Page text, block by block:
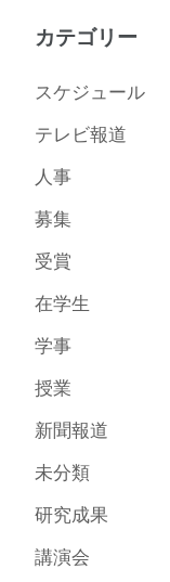
カテゴリー
スケジュール
テレビ報道
人事
募集
受賞
在学生
学事
授業
新聞報道
未分類
研究成果
講演会